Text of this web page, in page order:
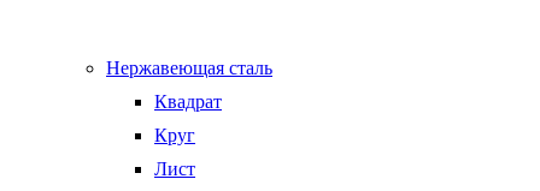
Нержавеющая сталь
Квадрат
Круг
Лист